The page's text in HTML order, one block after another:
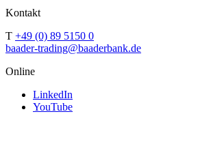
Kontakt
T +49 (0) 89 5150 0
baader-trading@baaderbank.de
Online
LinkedIn
YouTube